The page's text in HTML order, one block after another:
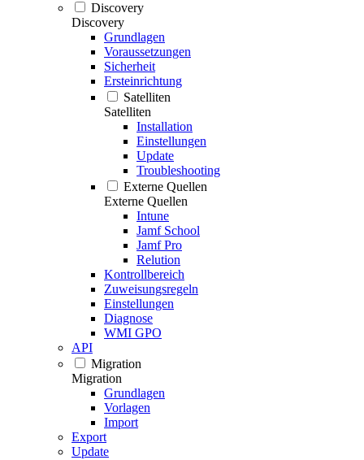
Discovery
Discovery
Grundlagen
Voraussetzungen
Sicherheit
Ersteinrichtung
Satelliten
Satelliten
Installation
Einstellungen
Update
Troubleshooting
Externe Quellen
Externe Quellen
Intune
Jamf School
Jamf Pro
Relution
Kontrollbereich
Zuweisungsregeln
Einstellungen
Diagnose
WMI GPO
API
Migration
Migration
Grundlagen
Vorlagen
Import
Export
Update